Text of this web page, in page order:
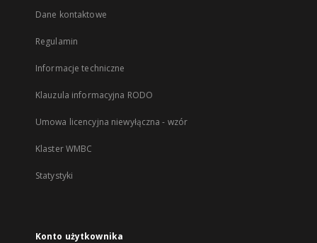
Dane kontaktowe
Regulamin
Informacje techniczne
Klauzula informacyjna RODO
Umowa licencyjna niewyłączna - wzór
Klaster WMBC
Statystyki
Konto użytkownika